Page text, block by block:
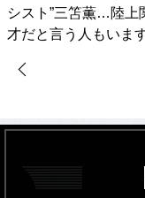
シスト”三笘薫…陸上
才だと言う人もいま